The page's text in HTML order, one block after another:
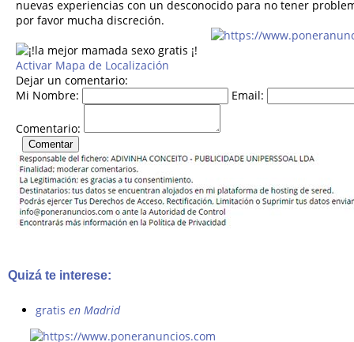
nuevas experiencias con un desconocido para no tener
por favor mucha discreción.
Activar Mapa de Localización
Dejar un comentario:
Mi Nombre:
Email:
Comentario:
Quizá te interese:
gratis en Madrid